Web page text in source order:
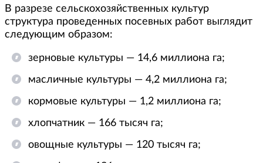
В разрезе сельскохозяйственных культур
структура проведенных посевных работ выглядит
следующим образом:
зерновые культуры — 14,6 миллиона га;
масличные культуры — 4,2 миллиона га;
кормовые культуры — 1,2 миллиона га;
хлопчатник — 166 тысяч га;
овощные культуры — 120 тысяч га;